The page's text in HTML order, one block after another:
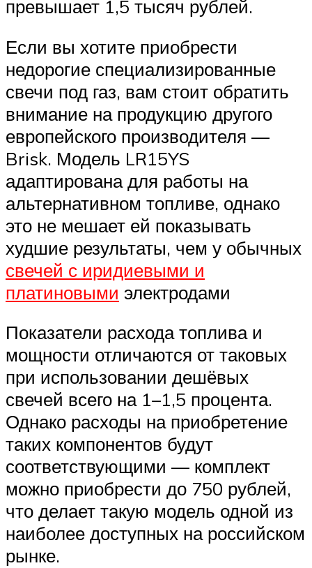
превышает 1,5 тысяч рублей.
Если вы хотите приобрести
недорогие специализированные
свечи под газ, вам стоит обратить
внимание на продукцию другого
европейского производителя —
Brisk. Модель LR15YS
адаптирована для работы на
альтернативном топливе, однако
это не мешает ей показывать
худшие результаты, чем у обычных
свечей с иридиевыми и
платиновыми электродами
Показатели расхода топлива и
мощности отличаются от таковых
при использовании дешёвых
свечей всего на 1–1,5 процента.
Однако расходы на приобретение
таких компонентов будут
соответствующими — комплект
можно приобрести до 750 рублей,
что делает такую модель одной из
наиболее доступных на российском
рынке.